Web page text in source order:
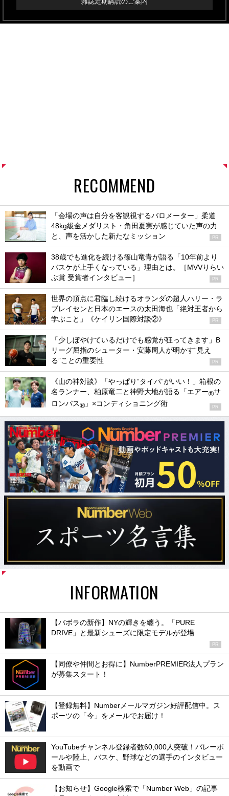
RECOMMEND
「会場の声は自分を客観視するバロメーター」柔道
48kg級金メダリスト・角田夏実が感じていた声の力
と、声を活かした新たなミッション
PR
38歳でも進化を続ける篠山竜青が語る「10年前より
バスケが上手くなっている」理由とは。［MVVりらい
ぶ賞 受賞者インタビュー］
PR
世界の頂点に君臨し続けるオランダの超人ハリー・ラ
ブレイセンと日本のエースの太田海也「絶対王者から
学ぶこと」《ケイリン国際対談②》
PR
「少しぼやけているだけでも感覚が狂ってきます」B
リーグ屈指のシューター・安藤周人が明かす“見え
る”ことの重要性
PR
《山の神対談》「やっぱり“タイパ”がいい！」箱根の
名ランナー、柏原竜二と神野大地が語る「エアー®サ
ロンパス® 」×コンディショニング術 PR
INFORMATION
【バボラの新作】NYの輝きを纏う。「PURE
DRIVE」と最新シューズに限定モデルが登場
PR
【同僚や仲間とお得に】NumberPREMIER法人プラン
が募集スタート！
【登録無料】Numberメールマガジン好評配信中。ス
ポーツの「今」をメールでお届け！
YouTubeチャンネル登録者数60,000人突破！バレーボ
ールや陸上、バスケ、野球などの選手のインタビュー
を動画で
【お知らせ】Google検索で「Number Web」の記事